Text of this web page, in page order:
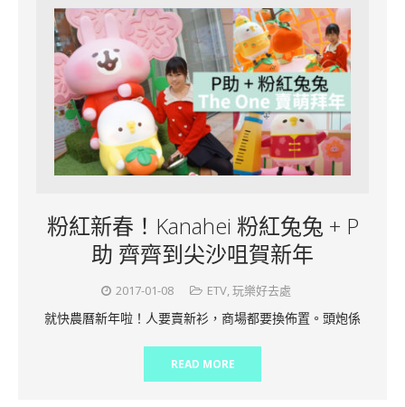
粉紅新春！Kanahei 粉紅兔兔 + P
助 齊齊到尖沙咀賀新年
2017-01-08 ETV,玩樂好去處
就快農曆新年啦！人要賣新衫，商場都要換佈置。頭炮係
READ MORE